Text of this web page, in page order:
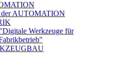
der AUTOMATION
Werkzeuge für